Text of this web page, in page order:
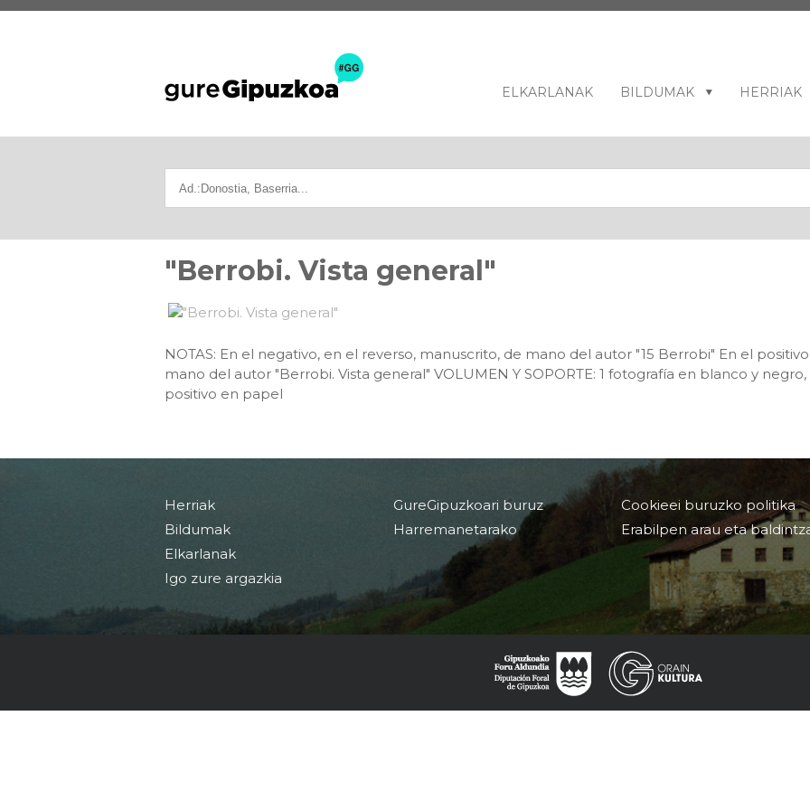
ELKARLANAK BILDUMAK HERRIAK
"Berrobi. Vista general"
NOTAS: En el negativo, en el reverso, manuscrito, de mano del autor "15 Berrobi" En el
mano del autor "Berrobi. Vista general" VOLUMEN Y SOPORTE: 1 fotografía en blanco y
positivo en papel
Herriak
Bildumak
Elkarlanak
Igo zure argazkia
GureGipuzkoari buruz
Harremanetarako
Cookieei buruzko politika
Erabilpen arau eta